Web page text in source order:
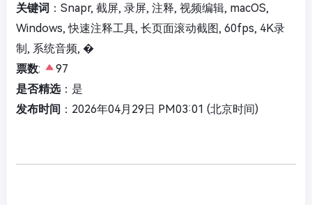
关键词 ：Snapr, 截屏, 录屏, 注释, 视频编辑, macOS,
Windows, 快速注释工具, 长页面滚动截图, 60fps, 4K录
制, 系统音频, �
票数:
97
是否精选：是
发布时间 ：2026年04月29日 PM03:01 (北京时间)